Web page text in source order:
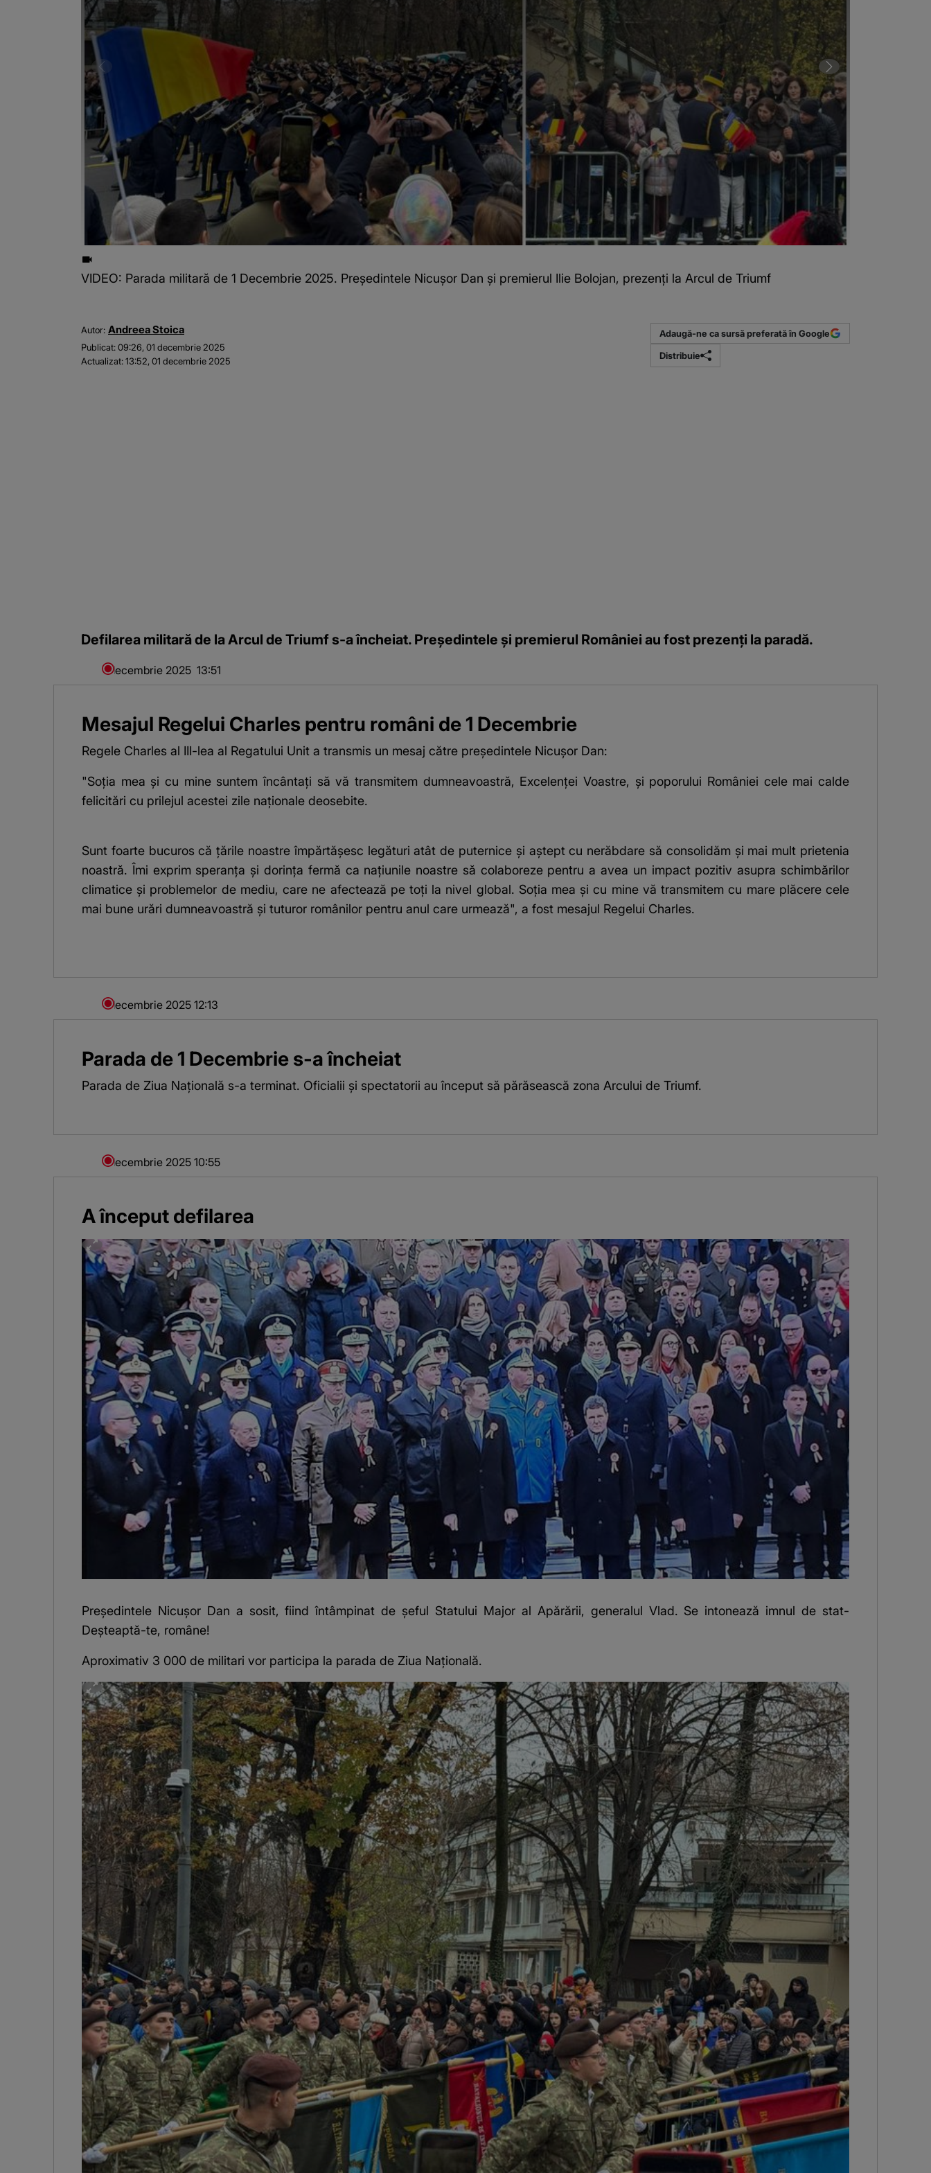
VIDEO: Parada militară de 1 Decembrie 2025. Preşedintele Nicuşor Dan și premierul Ilie Bolojan, prezenți la Arcul de Triumf
Autor: Andreea Stoica
Publicat:09:26, 01 decembrie 2025
Actualizat:13:52, 01 decembrie 2025
Adaugă-ne ca sursă preferată în Google
Distribuie
Defilarea militară de la Arcul de Triumf s-a încheiat. Președintele și premierul României au fost prezenți la paradă.
1 decembrie 2025 13:51
Mesajul Regelui Charles pentru români de 1 Decembrie
Regele Charles al III-lea al Regatului Unit a transmis un mesaj către președintele Nicușor Dan:
"Soția mea și cu mine suntem încântați să vă transmitem dumneavoastră, Excelenței Voastre, și poporului României cele mai calde
felicitări cu prilejul acestei zile naționale deosebite.
Sunt foarte bucuros că țările noastre împărtășesc legături atât de puternice și aștept cu nerăbdare să consolidăm și mai mult prietenia
noastră. Îmi exprim speranța și dorința fermă ca națiunile noastre să colaboreze pentru a avea un impact pozitiv asupra schimbărilor
climatice și problemelor de mediu, care ne afectează pe toți la nivel global. Soția mea și cu mine vă transmitem cu mare plăcere cele
mai bune urări dumneavoastră și tuturor românilor pentru anul care urmează", a fost mesajul Regelui Charles.
1 decembrie 2025 12:13
Parada de 1 Decembrie s-a încheiat
Parada de Ziua Națională s-a terminat. Oficialii și spectatorii au început să părăsească zona Arcului de Triumf.
1 decembrie 2025 10:55
A început defilarea
Preşedintele Nicuşor Dan a sosit, fiind întâmpinat de şeful Statului Major al Apărării, generalul Vlad. Se intonează imnul de stat-
Deșteaptă-te, române!
Aproximativ 3 000 de militari vor participa la parada de Ziua Națională.